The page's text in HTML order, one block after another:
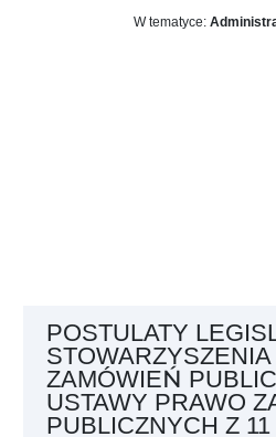
W tematyce:
POSTULATY
ZAMÓWIEŃ
USTAWY PRAWO
PUBLICZNYCH Z